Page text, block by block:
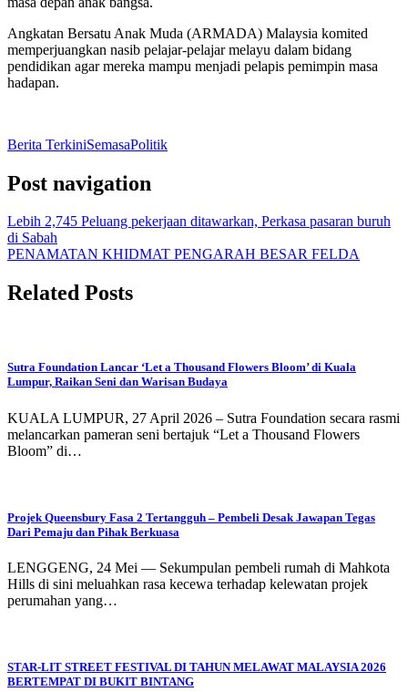
Angkatan Bersatu Anak Muda (ARMADA) Malaysia komited
memperjuangkan nasib pelajar-pelajar melayu dalam bidang
pendidikan agar mereka mampu menjadi pelapis pemimpin masa
hadapan.
Berita TerkiniSemasaPolitik
Post navigation
Lebih 2,745 Peluang pekerjaan ditawarkan, Perkasa pasaran buruh
di Sabah
PENAMATAN KHIDMAT PENGARAH BESAR FELDA
Related Posts
Sutra Foundation Lancar ‘Let a Thousand Flowers Bloom’ di Kuala
Lumpur, Raikan Seni dan Warisan Budaya
KUALA LUMPUR, 27 April 2026 – Sutra Foundation secara rasmi
melancarkan pameran seni bertajuk “Let a Thousand Flowers
Bloom” di…
Projek Queensbury Fasa 2 Tertangguh – Pembeli Desak Jawapan Tegas
Dari Pemaju dan Pihak Berkuasa
LENGGENG, 24 Mei — Sekumpulan pembeli rumah di Mahkota
Hills di sini meluahkan rasa kecewa terhadap kelewatan projek
perumahan yang…
STAR-LIT STREET FESTIVAL DI TAHUN MELAWAT MALAYSIA 2026
BERTEMPAT DI BUKIT BINTANG